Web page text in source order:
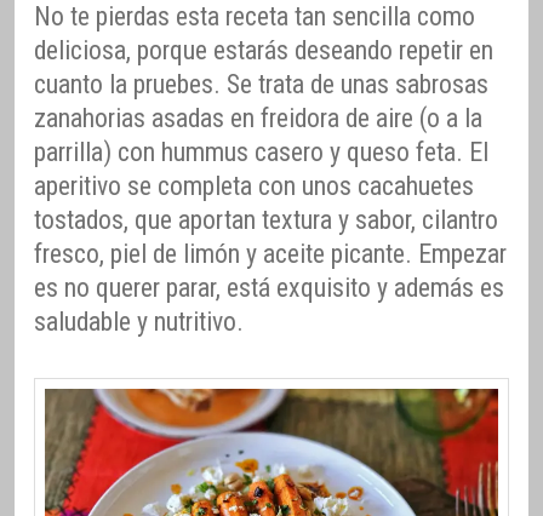
No te pierdas esta receta tan sencilla como
deliciosa, porque estarás deseando repetir en
cuanto la pruebes. Se trata de unas sabrosas
zanahorias asadas en freidora de aire (o a la
parrilla) con hummus casero y queso feta. El
aperitivo se completa con unos cacahuetes
tostados, que aportan textura y sabor, cilantro
fresco, piel de limón y aceite picante. Empezar
es no querer parar, está exquisito y además es
saludable y nutritivo.